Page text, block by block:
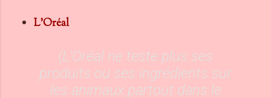
L'Oréal
(L'Oréal ne teste plus ses
produits ou ses ingrédients sur
les animaux partout dans le